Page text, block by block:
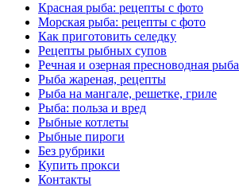
Красная рыба: рецепты с фото
Морская рыба: рецепты с фото
Как приготовить селедку
Рецепты рыбных супов
Речная и озерная пресноводная рыба
Рыба жареная, рецепты
Рыба на мангале, решетке, гриле
Рыба: польза и вред
Рыбные котлеты
Рыбные пироги
Без рубрики
Купить прокси
Контакты